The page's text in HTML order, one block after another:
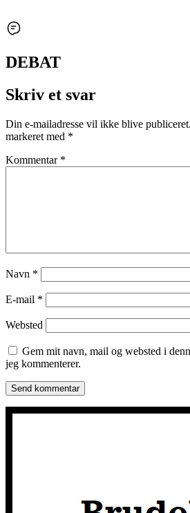
DEBAT
Skriv et svar
Din e-mailadresse vil ikke blive publiceret.
markeret med *
Kommentar *
Navn *
E-mail *
Websted
Gem mit navn, mail og websted i
jeg kommenterer.